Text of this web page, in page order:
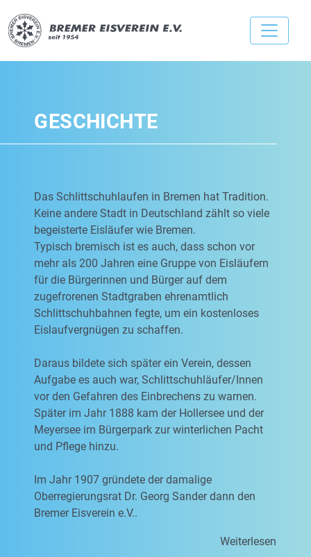
GESCHICHTE
Das Schlittschuhlaufen in Bremen hat Tradition.
Keine andere Stadt in Deutschland zählt so viele
begeisterte Eisläufer wie Bremen.
Typisch bremisch ist es auch, dass schon vor
mehr als 200 Jahren eine Gruppe von Eisläufern
für die Bürgerinnen und Bürger auf dem
zugefrorenen Stadtgraben ehrenamtlich
Schlittschuhbahnen fegte, um ein kostenloses
Eislaufvergnügen zu schaffen.
Daraus bildete sich später ein Verein, dessen
Aufgabe es auch war, Schlittschuhläufer/Innen
vor den Gefahren des Einbrechens zu warnen.
Später im Jahr 1888 kam der Hollersee und der
Meyersee im Bürgerpark zur winterlichen Pacht
und Pflege hinzu.
Im Jahr 1907 gründete der damalige
Oberregierungsrat Dr. Georg Sander dann den
Bremer Eisverein e.V..
Weiterlesen